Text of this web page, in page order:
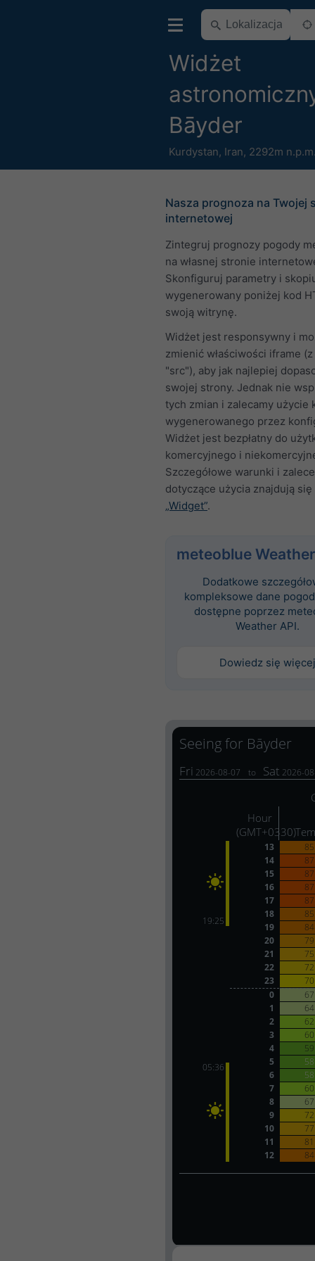
Widżet
Bāyder
Kurdystan, Iran, 2292m
Nasza prognoza na Twojej
internetowej
Zintegruj prognozy pogody
na własnej stronie
Skonfiguruj parametry i
wygenerowany poniżej kod
swoją witrynę.
Widżet jest responsywny i
zmienić właściwości iframe
"src"), aby jak najlepiej
swojej strony. Jednak nie
tych zmian i zalecamy użycie
wygenerowanego przez
Widżet jest bezpłatny do
komercyjnego i
Szczegółowe warunki i
dotyczące użycia znajdują
„Widget”.
meteoblue
Dodatkowe
kompleksowe dane
dostępne poprzez
Weather API.
Dowiedz się więcej